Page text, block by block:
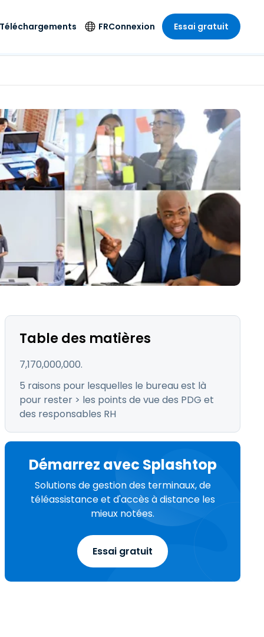
de
sur
Antivirus
Détection et
réponse sur les
terminaux
Accès et contrôle
Wi-Fi Foxpass
Espace de travail
sécurisé Zero Trust
Shield (Anti-
arnaque)
Tous les produits
et secteur
comptabilité
secteurs
secteurs
Téléchargements FR
Deutsch
Español
Français
Italiano
Nederlands
Português
简体中文
繁體中文
日本語
ภาษาไทย
Bahasa
Connexion Essai gratuit
Table des matières
7,170,000,000.
5 raisons pour lesquelles le bureau est là
pour rester > les points de vue des PDG et
des responsables RH
Démarrez avec Splashtop
Solutions de gestion des terminaux, de
téléassistance et d'accès à distance les
mieux notées.
Essai gratuit